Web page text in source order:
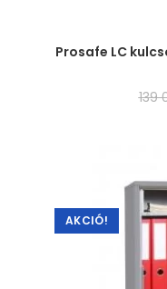
Prosafe LC
139
AKCIÓ!